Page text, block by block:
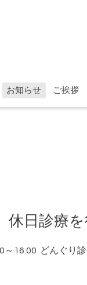
お知らせ ご挨拶
休日診療
16:00 どんぐり